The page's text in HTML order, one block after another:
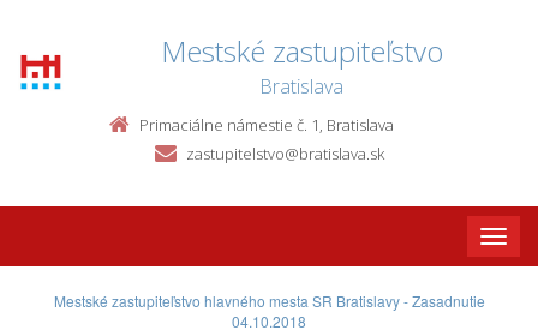
Mestské zastupiteľstvo
Bratislava
Primaciálne námestie č. 1, Bratislava
zastupitelstvo@bratislava.sk
Toggle
Mestské zastupiteľstvo hlavného mesta SR Bratislavy - Zasadnutie
04.10.2018